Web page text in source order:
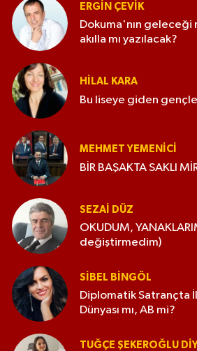
ERGIN ÇEVİK
Dokuma'nın geleceği
akılla mı yazılacak?
HILAL KARA
Bu liseye giden
MEHMET YEMENICI
BİR BAŞAKTA SAKLI
SEZAI DÜZ
OKUDUM,
değiştirmedim)
SIBEL BINGÖL
Diplomatik Satrançta
Dünyası mı, AB mi?
TUĞÇE ŞEKEROĞLU